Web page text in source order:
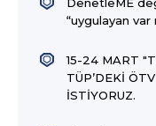
“uygulayan
15-24 MART
TÜP’DEKİ
İSTİYORUZ.